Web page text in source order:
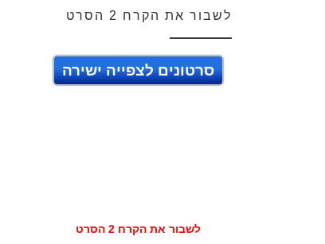
לשבור את הקרח 2 הסרט
סרטונים לצפייה ישירה
לשבור את הקרח 2 הסרט